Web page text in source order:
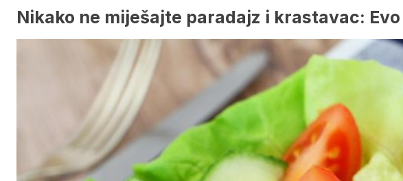
Nikako ne miješajte paradajz i krastavac: